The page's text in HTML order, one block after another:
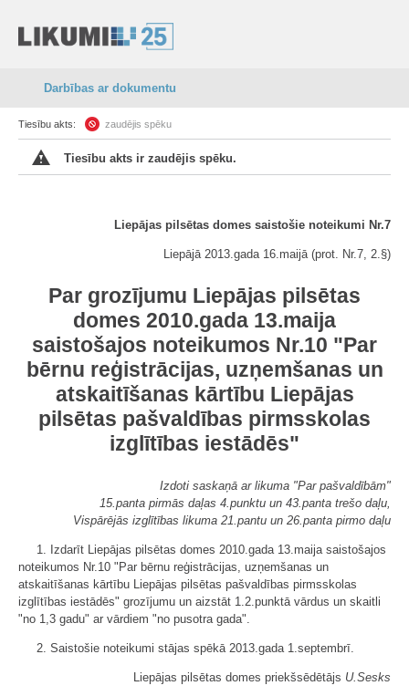
Darbības ar dokumentu
Tiesību akts: zaudējis spēku
Tiesību akts ir zaudējis spēku.
Liepājas pilsētas domes saistošie noteikumi Nr.7
Liepājā 2013.gada 16.maijā (prot. Nr.7, 2.§)
Par grozījumu Liepājas pilsētas
domes 2010.gada 13.maija
saistošajos noteikumos Nr.10 "Par
bērnu reģistrācijas, uzņemšanas un
atskaitīšanas kārtību Liepājas
pilsētas pašvaldības pirmsskolas
izglītības iestādēs"
Izdoti saskaņā ar likuma "Par pašvaldībām"
15.panta pirmās daļas 4.punktu un 43.panta trešo daļu,
Vispārējās izglītības likuma 21.pantu un 26.panta pirmo daļu
1. Izdarīt Liepājas pilsētas domes 2010.gada 13.maija saistošajos
noteikumos Nr.10 "Par bērnu reģistrācijas, uzņemšanas un
atskaitīšanas kārtību Liepājas pilsētas pašvaldības pirmsskolas
izglītības iestādēs" grozījumu un aizstāt 1.2.punktā vārdus un skaitli
"no 1,3 gadu" ar vārdiem "no pusotra gada".
2. Saistošie noteikumi stājas spēkā 2013.gada 1.septembrī.
Liepājas pilsētas domes priekšsēdētājs U.Sesks